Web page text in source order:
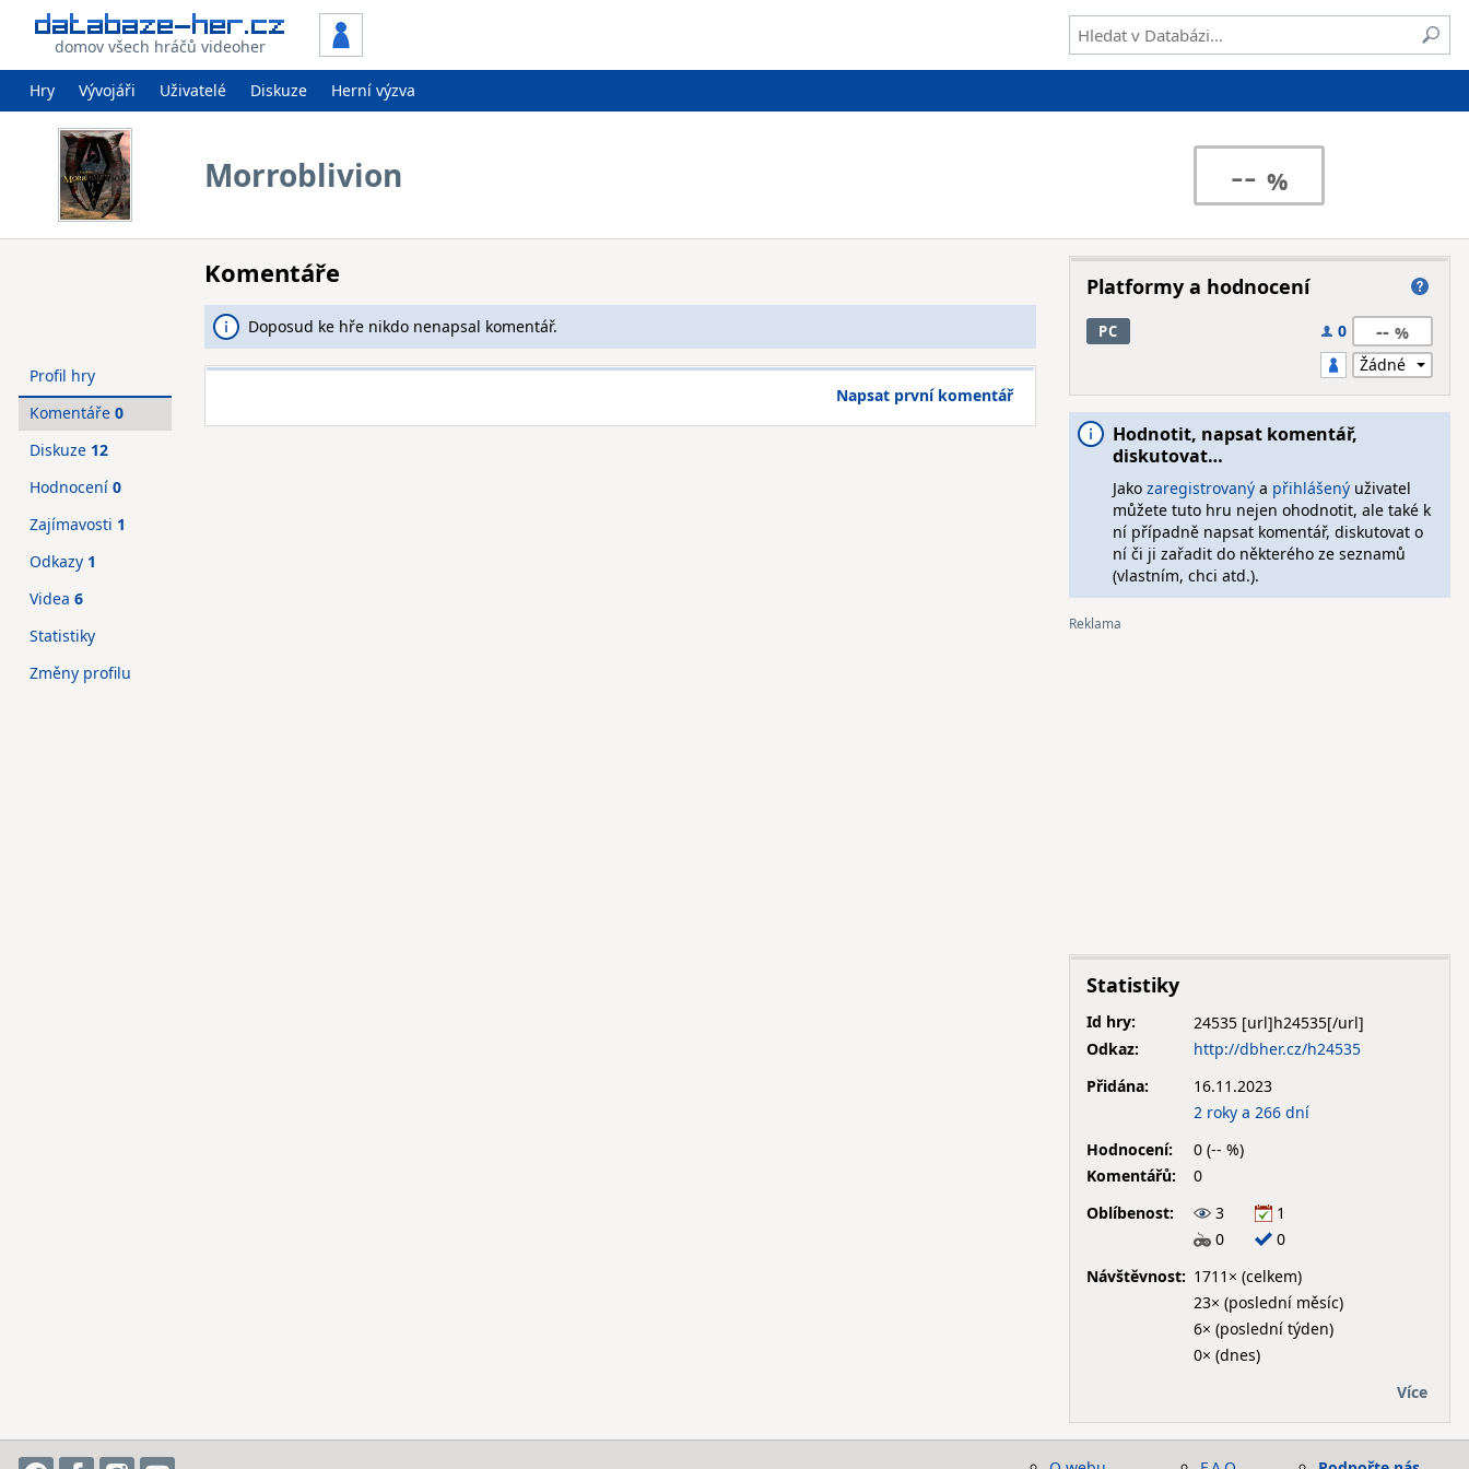
domov všech hráčů videoher
Hry Vývojáři Uživatelé Diskuze Herní výzva
Morroblivion --
Komentáře
Doposud ke hře nikdo nenapsal komentář.
Napsat první komentář
Profil hry
Komentáře 0
Diskuze 12
Hodnocení 0
Zajímavosti 1
Odkazy 1
Videa 6
Statistiky
Změny profilu
Platformy a hodnocení
PC 0 --
Hodnotit, napsat komentář,
diskutovat…
Jako zaregistrovanýa přihlášenýuživatel
můžete tuto hru nejen ohodnotit, ale také k
ní případně napsat komentář, diskutovat o
ní či ji zařadit do některého ze seznamů
(vlastním, chci atd.).
Statistiky
Id hry:
24535
Odkaz:
http://dbher.cz/h24535
Přidána:
16.11.2023
2 roky a 266 dní
Hodnocení:
0 (-- %)
Komentářů:
0
Oblíbenost:
3
1
0
0
Návštěvnost: 1711× (celkem)
23× (poslední měsíc)
6× (poslední týden)
0× (dnes)
Více